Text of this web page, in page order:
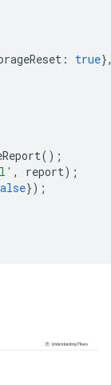
: true
();
, report);
});